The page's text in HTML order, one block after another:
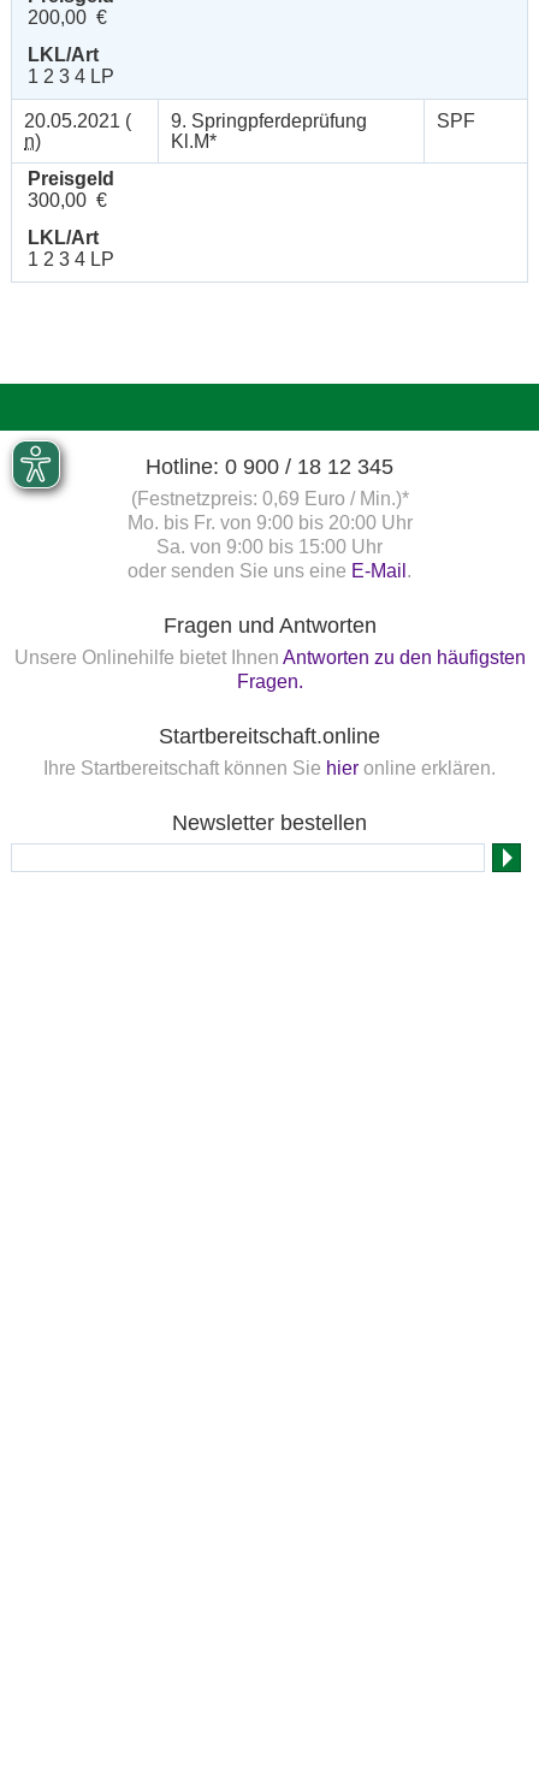
200,00 €
LKL/Art
1 2 3 4 LP
20.05.2021 (
n)
9. Springpferdeprüfung
Kl.M*
SPF
Preisgeld
300,00 €
LKL/Art
1 2 3 4 LP
Hotline: 0 900 / 18 12 345
(Festnetzpreis: 0,69 Euro / Min.)*
Mo. bis Fr. von 9:00 bis 20:00 Uhr
Sa. von 9:00 bis 15:00 Uhr
oder senden Sie uns eine E-Mail .
Fragen und Antworten
Unsere Onlinehilfe bietet Ihnen Antworten zu den häufigsten
Fragen.
Startbereitschaft.online
Ihre Startbereitschaft können Sie hier online erklären.
Newsletter bestellen